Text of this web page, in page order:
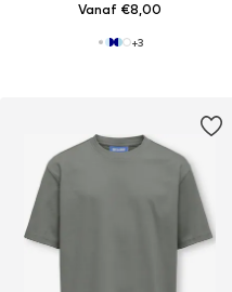
Vanaf €8,00
+3